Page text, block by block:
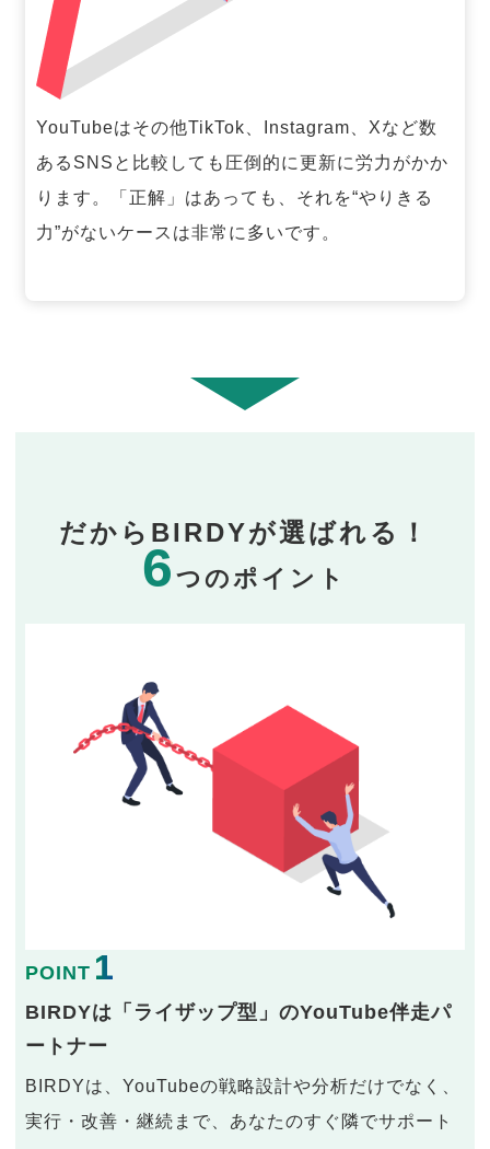
YouTubeはその他TikTok、Instagram、Xなど数
あるSNSと比較しても圧倒的に更新に労力がかか
ります。「正解」はあっても、それを“やりきる
力”がないケースは非常に多いです。
だからBIRDYが選ばれる！
6つのポイント
POINT 1
BIRDYは「ライザップ型」のYouTube伴走パ
ートナー
BIRDYは、YouTubeの戦略設計や分析だけでなく、
実行・改善・継続まで、あなたのすぐ隣でサポート